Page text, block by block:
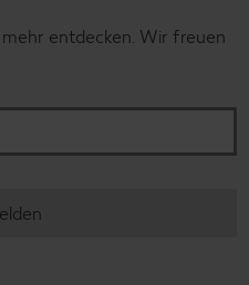
entdecken. Wir freuen